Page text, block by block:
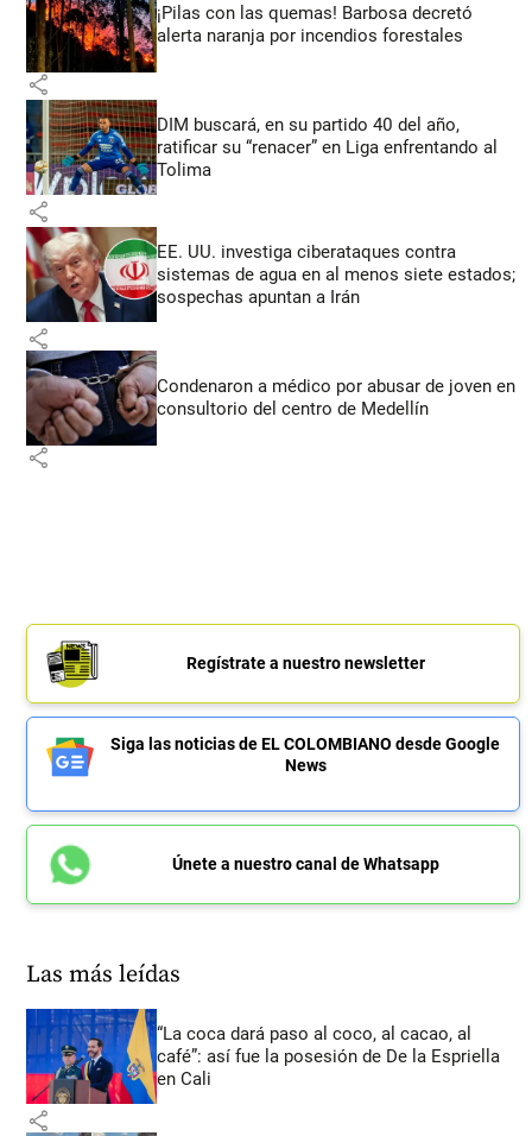
¡Pilas con las quemas! Barbosa decretó
alerta naranja por incendios forestales
share
DIM buscará, en su partido 40 del año,
ratificar su “renacer” en Liga enfrentando al
Tolima
share
EE. UU. investiga ciberataques contra
sistemas de agua en al menos siete estados;
sospechas apuntan a Irán
share
Condenaron a médico por abusar de joven en
consultorio del centro de Medellín
share
Regístrate a nuestro newsletter
Siga las noticias de EL COLOMBIANO desde Google
News
Únete a nuestro canal de Whatsapp
Las más leídas
“La coca dará paso al coco, al cacao, al
café”: así fue la posesión de De la Espriella
en Cali
share